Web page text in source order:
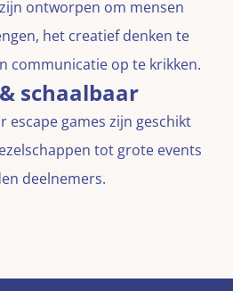
ontworpen om mensen
het creatief denken te
communicatie op te krikken.
schaalbaar
escape games zijn geschikt
tot grote events
deelnemers.